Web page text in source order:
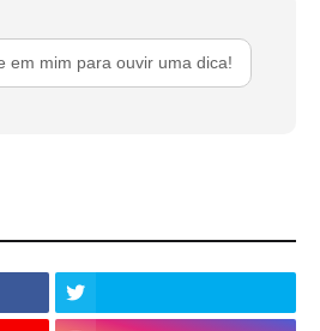
em mim para ouvir uma dica!